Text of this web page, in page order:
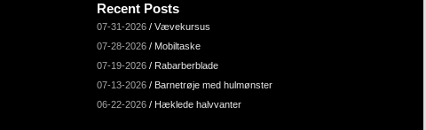
Recent Posts
07-31-2026 / Vævekursus
07-28-2026 / Mobiltaske
07-19-2026 / Rabarberblade
07-13-2026 / Barnetrøje med hulmønster
06-22-2026 / Hæklede halvvanter